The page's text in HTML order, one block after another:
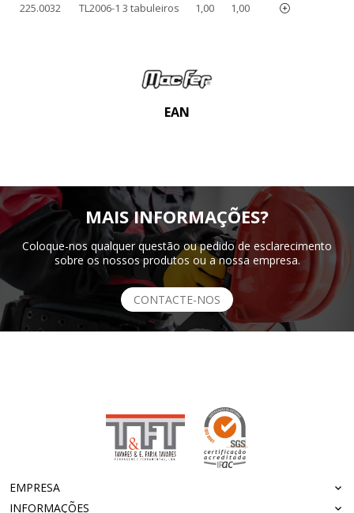
225.0032 TL2006-1 3 tabuleiros 1,00 1,00
EAN
MAIS INFORMAÇÕES?
Coloque-nos qualquer questão ou pedido de esclarecimento
sobre os nossos produtos ou a nossa empresa.
CONTACTE-NOS
EMPRESA
INFORMAÇÕES